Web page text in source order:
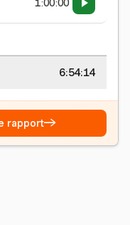
1:00:00
6:54:15
rapport→